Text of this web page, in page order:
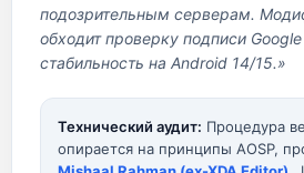
подозрительным серверам.
обходит проверку подписи
стабильность на Android 14/15.»
Технический аудит: Процедура
опирается на принципы AOSP,